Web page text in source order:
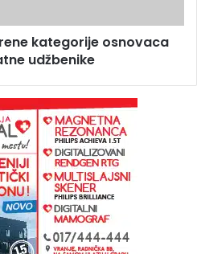
kategorije osnovaca
udžbenike